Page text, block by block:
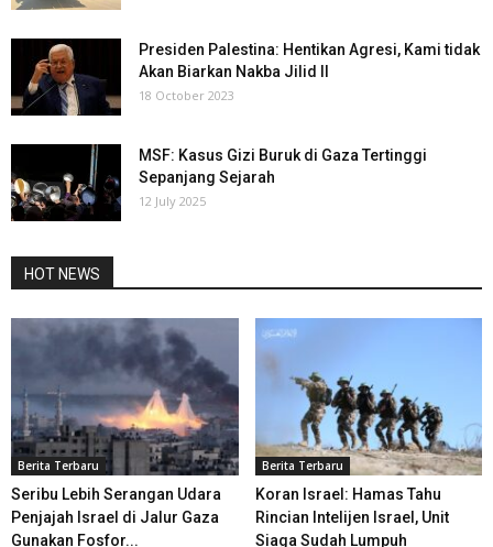
Presiden Palestina: Hentikan Agresi, Kami tidak
Akan Biarkan Nakba Jilid II
18 October 2023
MSF: Kasus Gizi Buruk di Gaza Tertinggi
Sepanjang Sejarah
12 July 2025
HOT NEWS
Berita Terbaru
Seribu Lebih Serangan Udara
Penjajah Israel di Jalur Gaza
Gunakan Fosfor...
Berita Terbaru
Koran Israel: Hamas Tahu
Rincian Intelijen Israel, Unit
Siaga Sudah Lumpuh